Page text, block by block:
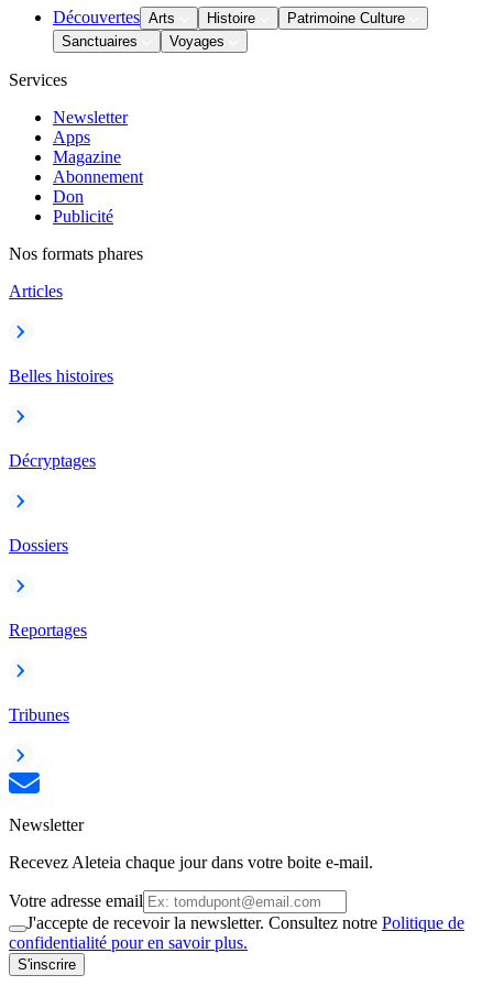
Découvertes Arts Histoire
Patrimoine Culture
Sanctuaires
Voyages
Services
Newsletter
Apps
Magazine
Abonnement
Don
Publicité
Nos formats phares
Articles
Belles histoires
Décryptages
Dossiers
Reportages
Tribunes
Newsletter
Recevez Aleteia chaque jour dans votre boite e-mail.
Votre adresse email
J'accepte de recevoir la newsletter. Consultez notre Politique de
confidentialité pour en savoir plus.
S'inscrire